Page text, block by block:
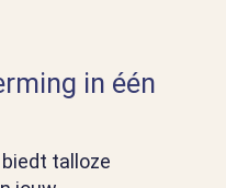
in één
biedt talloze